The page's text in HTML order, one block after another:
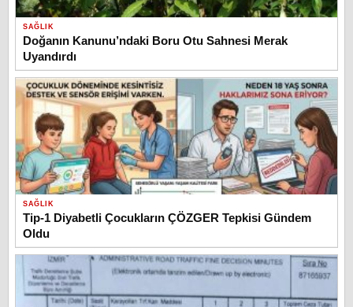
SAĞLIK
Doğanın Kanunu’ndaki Boru Otu Sahnesi Merak
Uyandırdı
SAĞLIK
Tip-1 Diyabetli Çocukların ÇÖZGER Tepkisi Gündem
Oldu